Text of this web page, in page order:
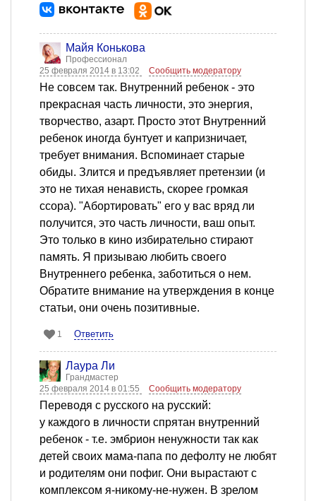
Майя Конькова
Профессионал
25 февраля 2014 в 13:02
Сообщить модератору
Не совсем так. Внутренний ребенок - это
прекрасная часть личности, это энергия,
творчество, азарт. Просто этот Внутренний
ребенок иногда бунтует и капризничает,
требует внимания. Вспоминает старые
обиды. Злится и предъявляет претензии (и
это не тихая ненависть, скорее громкая
ссора). "Абортировать" его у вас вряд ли
получится, это часть личности, ваш опыт.
Это только в кино избирательно стирают
память. Я призываю любить своего
Внутреннего ребенка, заботиться о нем.
Обратите внимание на утверждения в конце
статьи, они очень позитивные.
1 Ответить
Лаура Ли
Грандмастер
25 февраля 2014 в 01:55
Сообщить модератору
Переводя с русского на русский:
у каждого в личности спрятан внутренний
ребенок - т.е. эмбрион ненужности так как
детей своих мама-папа по дефолту не любят
и родителям они пофиг. Они вырастают с
комплексом я-никому-не-нужен. В зрелом